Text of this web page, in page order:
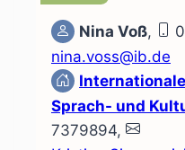
Nina Voß,
nina.voss@ib.de
Sprach- und
7379894,